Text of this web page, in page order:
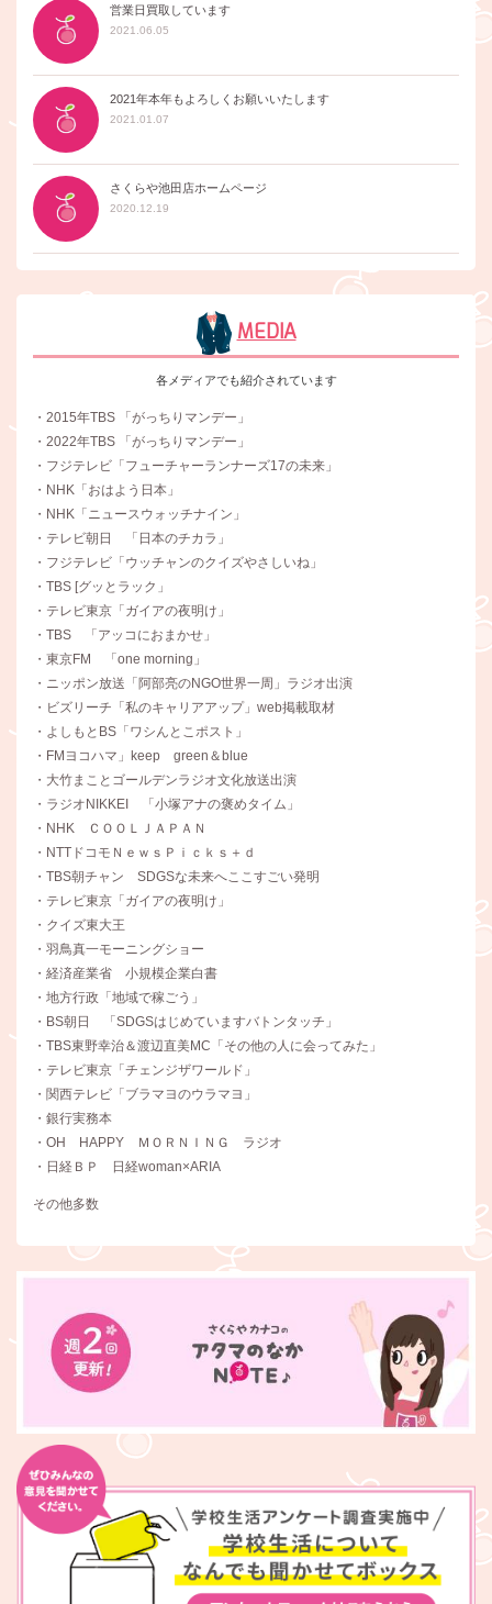
営業日買取しています
2021.06.05
2021年本年もよろしくお願いいたします
2021.01.07
さくらや池田店ホームページ
2020.12.19
MEDIA
各メディアでも紹介されています
・2015年TBS 「がっちりマンデー」
・2022年TBS 「がっちりマンデー」
・フジテレビ「フューチャーランナーズ17の未来」
・NHK「おはよう日本」
・NHK「ニュースウォッチナイン」
・テレビ朝日 「日本のチカラ」
・フジテレビ「ウッチャンのクイズやさしいね」
・TBS [グッとラック」
・テレビ東京「ガイアの夜明け」
・TBS 「アッコにおまかせ」
・東京FM 「one morning」
・ニッポン放送「阿部亮のNGO世界一周」ラジオ出演
・ビズリーチ「私のキャリアアップ」web掲載取材
・よしもとBS「ワシんとこポスト」
・FMヨコハマ」keep green＆blue
・大竹まことゴールデンラジオ文化放送出演
・ラジオNIKKEI 「小塚アナの褒めタイム」
・NHK ＣＯＯＬＪＡＰＡＮ
・NTTドコモＮｅｗｓＰｉｃｋｓ＋ｄ
・TBS朝チャン SDGSな未来へここすごい発明
・テレビ東京「ガイアの夜明け」
・クイズ東大王
・羽鳥真一モーニングショー
・経済産業省 小規模企業白書
・地方行政「地域で稼ごう」
・BS朝日 「SDGSはじめていますバトンタッチ」
・TBS東野幸治＆渡辺直美MC「その他の人に会ってみた」
・テレビ東京「チェンジザワールド」
・関西テレビ「ブラマヨのウラマヨ」
・銀行実務本
・OH HAPPY ＭＯＲＮＩＮＧ ラジオ
・日経ＢＰ 日経woman×ARIA
その他多数